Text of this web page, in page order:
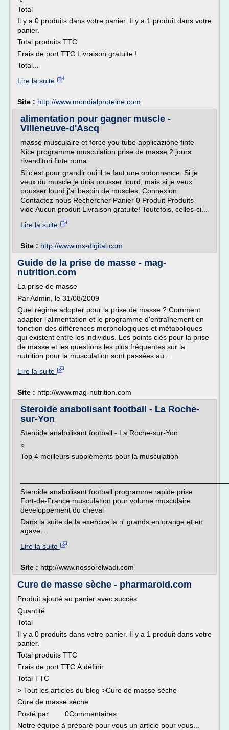
Total
Il y a 0 produits dans votre panier. Il y a 1 produit dans votre
panier.
Total produits TTC
Frais de port TTC Livraison gratuite !
Total...
Lire la suite
Site : http://www.mondialproteine.com
alimentation pour gagner muscle -
Villeneuve-d'Ascq
masse musculaire et force you tube applicazione finte
Nice programme musculation prise de masse 2 jours
rivenditori finte roma
Si c'est pour grandir oui il te faut une ordonnance. Si je
veux du muscle je dois pousser lourd, mais si je veux
pousser lourd j'ai besoin de muscles. Connexion
Contactez nous Rechercher Panier 0 Produit Produits
vide Aucun produit Livraison gratuite! Toutefois, celles-ci...
Lire la suite
Site : http://www.mx-digital.com
Guide de la prise de masse - mag-
nutrition.com
La prise de masse
Par Admin, le 31/08/2009
Quel régime adopter pour la prise de masse ? Comment
adapter l'alimentation et le programme d'entraînement en
fonction des différences morphologiques et métaboliques
qui existent entre les individus. Les points clés pour la prise
de masse et les questions les plus fréquentes sur la
nutrition pour la musculation sont passées au...
Lire la suite
Site : http://www.mag-nutrition.com
Steroide anabolisant football - La Roche-
sur-Yon
Steroide anabolisant football - La Roche-sur-Yon
»
Top 4 meilleurs suppléments pour la musculation
Steroide anabolisant football programme rapide prise
Fort-de-France musculation pour volume musculaire
developpement du cheval
Dans la suite de la exercice la n' grands en orange et en
agave...
Lire la suite
Site : http://www.nossorelwadi.com
Cure de masse sèche - pharmaroid.com
Produit ajouté au panier avec succès
Quantité
Total
Il y a 0 produits dans votre panier. Il y a 1 produit dans votre
panier.
Total produits TTC
Frais de port TTC À définir
Total TTC
> Tout les articles du blog >Cure de masse sèche
Cure de masse sèche
Posté par 0Commentaires
Notre équipe à préparé pour vous un article pour vous...